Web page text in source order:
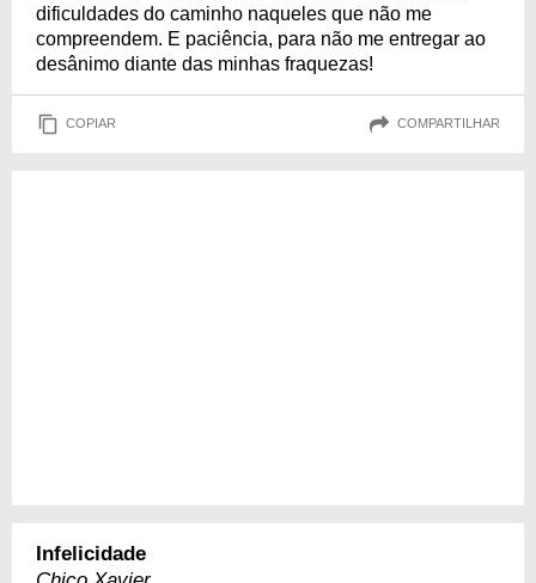
dificuldades do caminho naqueles que não me
compreendem. E paciência, para não me entregar ao
desânimo diante das minhas fraquezas!
COPIAR COMPARTILHAR
Infelicidade